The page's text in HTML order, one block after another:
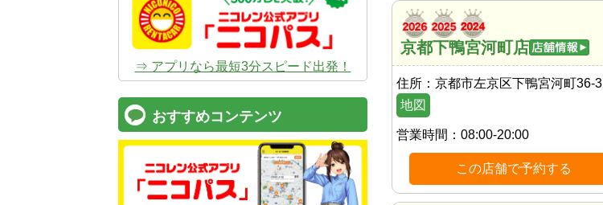
京都下鴨宮河町店
住所： 京都市左京区下鴨宮河町36-3
地図
営業時間： 08:00-20:00
この店舗で予約する
⇒ アプリなら最短3分スピード出発！
おすすめコンテンツ